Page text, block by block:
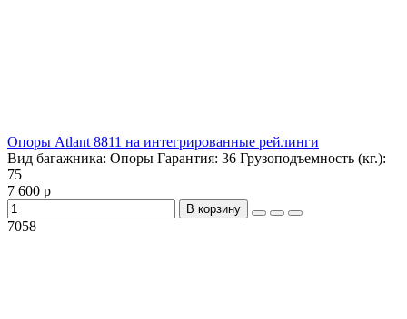
Опоры Atlant 8811 на интегрированные рейлинги
Вид багажника: Опоры Гарантия: 36 Грузоподъемность (кг.):
75
7 600 р
В корзину
7058